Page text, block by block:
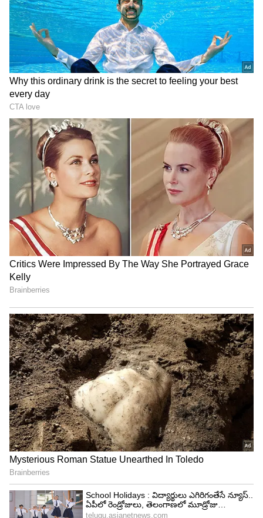
Related Articles
Thalapathy Vijay: తాగి బహిరంగ సభలకు విజయ్‌,
ఇచ్చిపడేసిన నటుడు, దళపతి నిజ స్వరూపం ఇదే
Upasana: పెళ్లి అయ్యాక చిరంజీవికి దూరంగా రామ్‌
చరణ్‌ వేరే కాపురం.. నిజాలు ఓపెన్‌గా చెప్పిన ఉపాసన
Image Credit : Asianet News
నాగార్జున డ్రీమ్‌ రోల్స్
అంతేకాదు గతంలో `బ్రహ్మాస్త్ర`లోనూ కీలక పాత్రలో
నటించారు. ఆయన నంది అస్త్రగా కనిపించారు. ఈ క్రమంలో
నాగార్జునకి సంబంధించిన ఒక ఆసక్తికర విషయం బయటకు
వచ్చింది. తన డ్రీమ్‌ రోల్స్ గురించి ఆసక్తికర విషయాలను
పంచుకున్నారు. నాగ్‌కి మైథాలజీ రోల్స్ చేయాలని ఉందట.
అందులో భాగంగానే మహాభారతాన్ని సినిమాగా చేస్తే
అందులో నటించాలని ఉందని తెలిపారు.